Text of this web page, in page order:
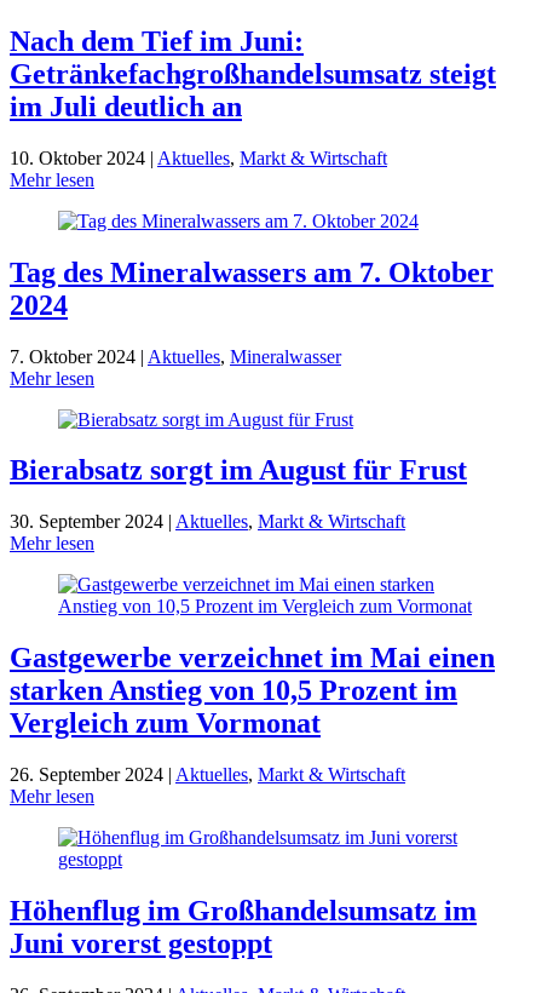
Nach dem Tief im Juni:
Getränkefachgroßhandelsumsatz steigt
im Juli deutlich an
10. Oktober 2024 | Aktuelles, Markt & Wirtschaft
Mehr lesen
Tag des Mineralwassers am 7. Oktober
2024
7. Oktober 2024 | Aktuelles, Mineralwasser
Mehr lesen
Bierabsatz sorgt im August für Frust
30. September 2024 | Aktuelles, Markt & Wirtschaft
Mehr lesen
Gastgewerbe verzeichnet im Mai einen
starken Anstieg von 10,5 Prozent im
Vergleich zum Vormonat
26. September 2024 | Aktuelles, Markt & Wirtschaft
Mehr lesen
Höhenflug im Großhandelsumsatz im
Juni vorerst gestoppt